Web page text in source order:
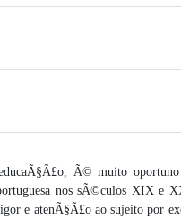
Ã© muito
nos sÃ©culos XIX e
e atenÃ§Ã£o ao sujeito por